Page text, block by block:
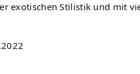
exotischen Stilistik und mit